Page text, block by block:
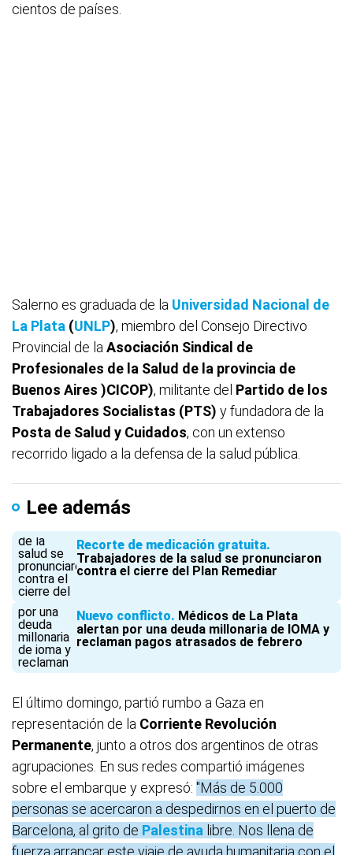
cientos de países.
Salerno es graduada de la Universidad Nacional de
La Plata (UNLP), miembro del Consejo Directivo
Provincial de la Asociación Sindical de
Profesionales de la Salud de la provincia de
Buenos Aires )CICOP), militante del Partido de los
Trabajadores Socialistas (PTS) y fundadora de la
Posta de Salud y Cuidados, con un extenso
recorrido ligado a la defensa de la salud pública.
Lee además
Recorte de medicación gratuita
Trabajadores de la salud se pronunciaron
contra el cierre del Plan Remediar
Nuevo conflicto Médicos de La Plata
alertan por una deuda millonaria de IOMA y
reclaman pagos atrasados de febrero
El último domingo, partió rumbo a Gaza en
representación de la Corriente Revolución
Permanente, junto a otros dos argentinos de otras
agrupaciones. En sus redes compartió imágenes
sobre el embarque y expresó: "Más de 5.000
personas se acercaron a despedirnos en el puerto de
Barcelona, al grito de Palestina libre. Nos llena de
fuerza arrancar este viaje de ayuda humanitaria con el